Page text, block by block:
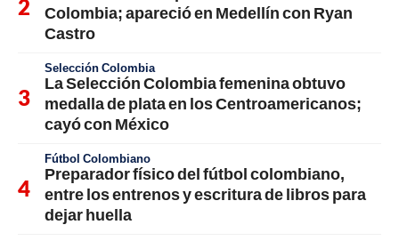
Colombia; apareció en Medellín con Ryan
Castro
Selección Colombia
La Selección Colombia femenina obtuvo
medalla de plata en los Centroamericanos;
cayó con México
Fútbol Colombiano
Preparador físico del fútbol colombiano,
entre los entrenos y escritura de libros para
dejar huella